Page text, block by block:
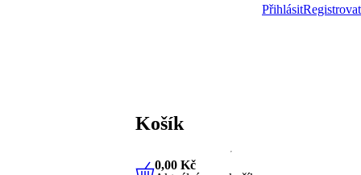
PřihlásitRegistrovat
Košík
0,00 Kč